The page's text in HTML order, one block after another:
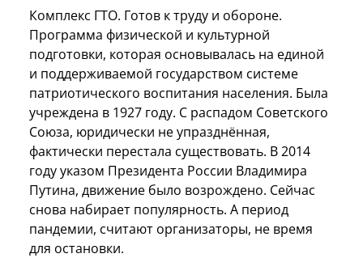
Комплекс ГТО. Готов к труду и обороне.
Программа физической и культурной
подготовки, которая основывалась на единой
и поддерживаемой государством системе
патриотического воспитания населения. Была
учреждена в 1927 году. С распадом Советского
Союза, юридически не упразднённая,
фактически перестала существовать. В 2014
году указом Президента России Владимира
Путина, движение было возрождено. Сейчас
снова набирает популярность. А период
пандемии, считают организаторы, не время
для остановки.